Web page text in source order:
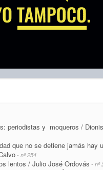
periodistas y moqueros /
que no se detiene jamás hay
- nº 254
lentos / Julio José Ordovás - nº